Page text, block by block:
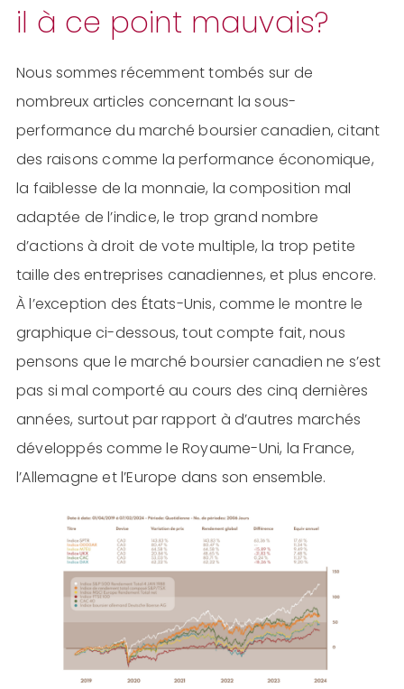
il à ce point mauvais?
Nous sommes récemment tombés sur de
nombreux articles concernant la sous-
performance du marché boursier canadien, citant
des raisons comme la performance économique,
la faiblesse de la monnaie, la composition mal
adaptée de l’indice, le trop grand nombre
d’actions à droit de vote multiple, la trop petite
taille des entreprises canadiennes, et plus encore.
À l’exception des États-Unis, comme le montre le
graphique ci-dessous, tout compte fait, nous
pensons que le marché boursier canadien ne s’est
pas si mal comporté au cours des cinq dernières
années, surtout par rapport à d’autres marchés
développés comme le Royaume-Uni, la France,
l’Allemagne et l’Europe dans son ensemble.